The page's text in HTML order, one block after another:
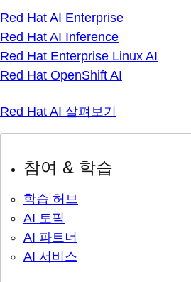
Red Hat AI Enterprise
Red Hat AI Inference
Red Hat Enterprise Linux AI
Red Hat OpenShift AI
Red Hat AI 살펴보기
참여 & 학습
학습 허브
AI 토픽
AI 파트너
AI 서비스